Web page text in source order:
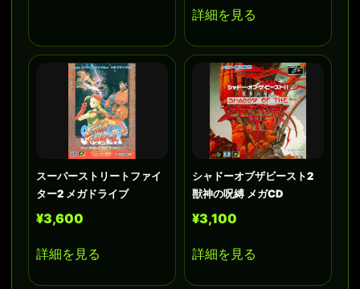
詳細を見る
スーパーストリートファイ
ター2 メガドライブ
¥3,600
詳細を見る
シャドーオブザビースト2
獣神の呪縛 メガCD
¥3,100
詳細を見る